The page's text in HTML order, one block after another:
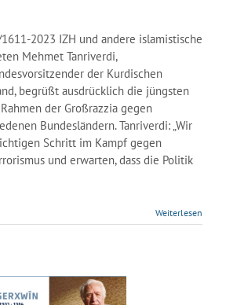
2023 IZH und andere islamistische
Mehmet Tanriverdi,
der Kurdischen
begrüßt ausdrücklich die jüngsten
der Großrazzia gegen
Bundesländern. Tanriverdi: „Wir
Schritt im Kampf gegen
und erwarten, dass die Politik
Weiterlesen